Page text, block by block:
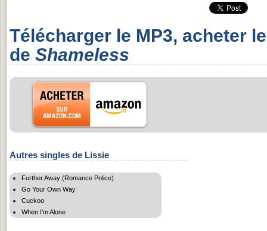
Télécharger le MP3, acheter
de Shameless
Autres singles de Lissie
Further Away (Romance Police)
Go Your Own Way
Cuckoo
When I'm Alone